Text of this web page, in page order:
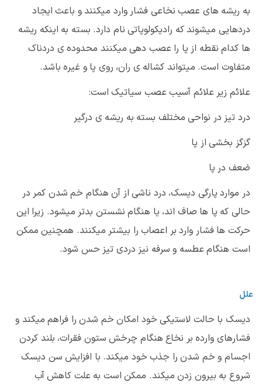
به ریشه های عصب نخاعی فشار وارد میکنند و باعث ایجاد
دردهایی میشوند که رادیکولوپاتی نام دارد. بسته به اینکه ریشه
ها کدام نقطه از پا را عصب دهی میکنند محدوده ی دردناک
متفاوت است. میتواند کشاله ی ران، روی پا و غیره باشد.
علائم زیر علائم آسیب عصب سیاتیک است:
درد تیز در نواحی مختلف بسته به ریشه ی درگیر
گزگز بخشی از پا
ضعف در پا
در موارد پارگی دیسک، درد ناشی از آن هنگام خم شدن کمر در
حالی که پا ها صاف اند، یا هنگام نشستن بدتر میشود. زیرا این
حرکت ها فشار وارد بر اعصاب را بیشتر میکنند. همچنین ممکن
است هنگام عطسه و سرفه نیز دردی تیز حس شود.
علل
دیسک با حالت لاستیکی خود امکان خم شدن را فراهم میکند و
فشارهای وارده بر نخاع هنگام چرخش ستون فقرات، بلند کردن
اجسام و خم شدن را جذب خود میکند. با افزایش سن دیسک
شروع به بیرون زدن میکند. ممکن است به علت کاهش آب